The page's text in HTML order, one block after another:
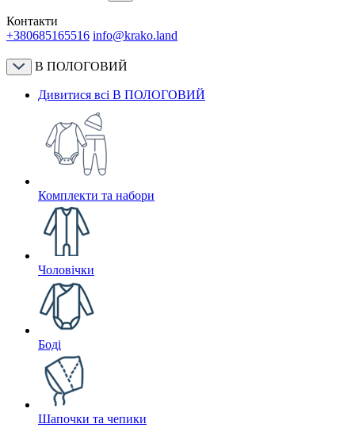
Контакти
+380685165516 info@krako.land
В ПОЛОГОВИЙ
Дивитися всі В ПОЛОГОВИЙ
Комплекти та набори
Чоловічки
Боді
Шапочки та чепики